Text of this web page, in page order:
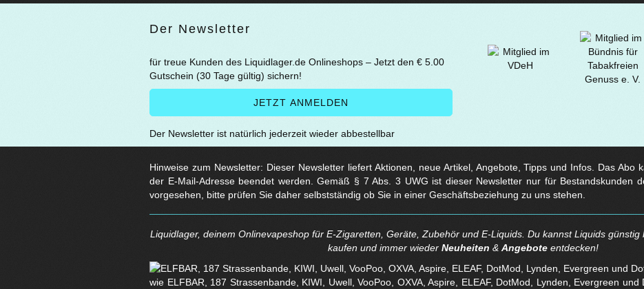
Der Newsletter
für treue Kunden des Liquidlager.de Onlineshops – Jetzt den € 5.00
Gutschein (30 Tage gültig) sichern!
Der Newsletter ist natürlich jederzeit wieder abbestellbar
Hinweise zum Newsletter: Dieser Newsletter liefert Aktionen, neue Artikel, Angebote, Tipps und Infos. Das Abo
der E-Mail-Adresse beendet werden. Gemäß § 7 Abs. 3 UWG ist dieser Newsletter nur für Bestandskunden
vorgesehen, bitte prüfen Sie daher selbstständig ob Sie in einer Geschäftsbeziehung zu uns stehen.
Liquidlager, deinem Onlinevapeshop für E-Zigaretten, Geräte, Zubehör und E-Liquids. Du kannst Liquids
kaufen und immer wieder Neuheiten & Angeboteentdecken!
wie ELFBAR, 187 Strassenbande, KIWI, Uwell, VooPoo, OXVA, Aspire, ELEAF, DotMod, Lynden, Evergreen